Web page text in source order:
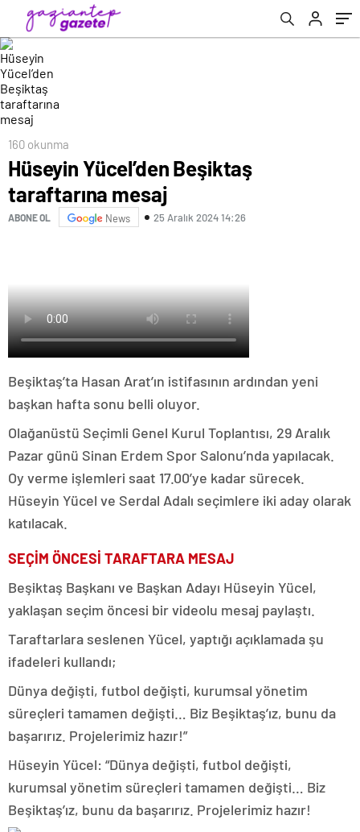
160 okunma
Hüseyin Yücel’den Beşiktaş
taraftarına mesaj
ABONE OL News 25 Aralık 2024 14:26
Beşiktaş’ta Hasan Arat’ın istifasının ardından yeni
başkan hafta sonu belli oluyor.
Olağanüstü Seçimli Genel Kurul Toplantısı, 29 Aralık
Pazar günü Sinan Erdem Spor Salonu’nda yapılacak.
Oy verme işlemleri saat 17.00’ye kadar sürecek.
Hüseyin Yücel ve Serdal Adalı seçimlere iki aday olarak
katılacak.
SEÇİM ÖNCESİ TARAFTARA MESAJ
Beşiktaş Başkanı ve Başkan Adayı Hüseyin Yücel,
yaklaşan seçim öncesi bir videolu mesaj paylaştı.
Taraftarlara seslenen Yücel, yaptığı açıklamada şu
ifadeleri kullandı;
Dünya değişti, futbol değişti, kurumsal yönetim
süreçleri tamamen değişti… Biz Beşiktaş’ız, bunu da
başarırız. Projelerimiz hazır!”
Hüseyin Yücel: “Dünya değişti, futbol değişti,
kurumsal yönetim süreçleri tamamen değişti… Biz
Beşiktaş’ız, bunu da başarırız. Projelerimiz hazır!